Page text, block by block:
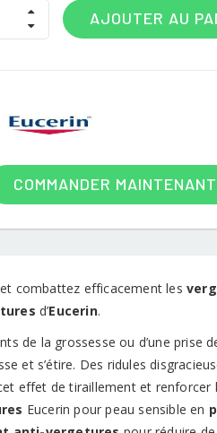
AJOUTER AU
COMMANDER MAINTENANT
combattez efficacement les
d’Eucerin.
de la grossesse ou d’une prise
et s’étire. Des ridules
effet de tiraillement et renforcer
Eucerin pour peau sensible en